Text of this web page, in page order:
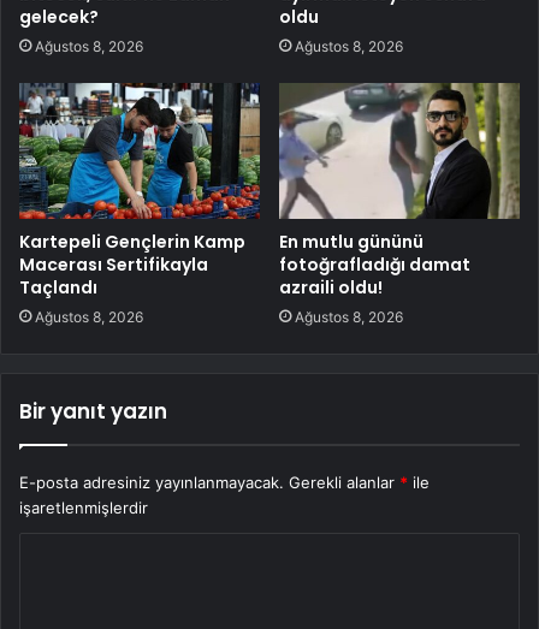
gelecek?
Ağustos 8, 2026
oldu
Ağustos 8, 2026
Kartepeli Gençlerin Kamp
Macerası Sertifikayla
Taçlandı
Ağustos 8, 2026
En mutlu gününü
fotoğrafladığı damat
azraili oldu!
Ağustos 8, 2026
Bir yanıt yazın
E-posta adresiniz yayınlanmayacak. Gerekli alanlar * ile
işaretlenmişlerdir